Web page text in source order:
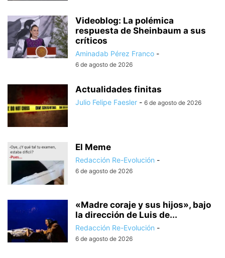
Videoblog: La polémica
respuesta de Sheinbaum a sus
críticos
Aminadab Pérez Franco -
6 de agosto de 2026
Actualidades finitas
Julio Felipe Faesler - 6 de agosto de 2026
El Meme
Redacción Re-Evolución -
6 de agosto de 2026
«Madre coraje y sus hijos», bajo
la dirección de Luis de...
Redacción Re-Evolución -
6 de agosto de 2026